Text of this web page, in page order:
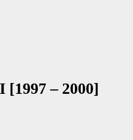
[1997 – 2000]